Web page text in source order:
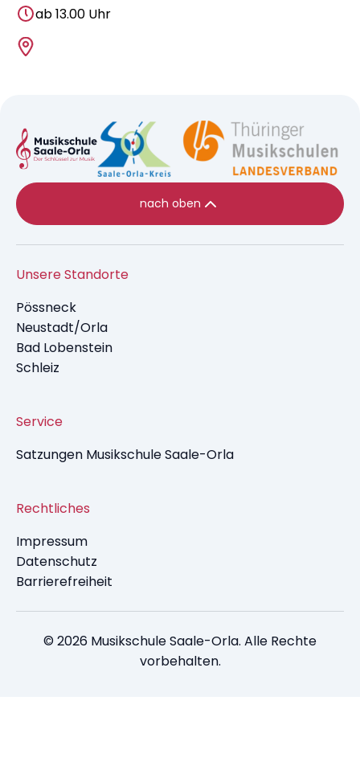
ab 13.00 Uhr
nach oben
Unsere Standorte
Pössneck
Neustadt/Orla
Bad Lobenstein
Schleiz
Service
Satzungen Musikschule Saale-Orla
Rechtliches
Impressum
Datenschutz
Barrierefreiheit
© 2026 Musikschule Saale-Orla. Alle Rechte
vorbehalten.